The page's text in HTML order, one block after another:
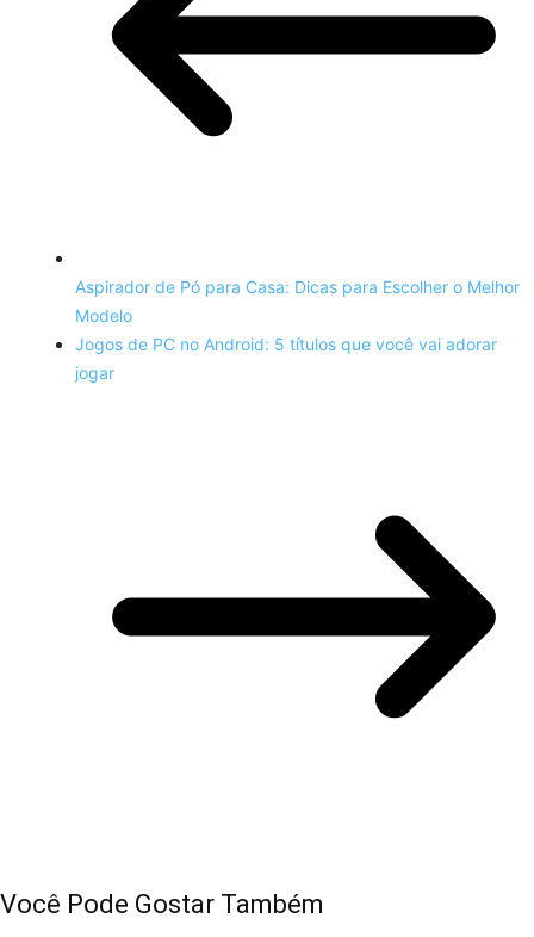
Aspirador de Pó para Casa: Dicas para Escolher o Melhor
Modelo
Jogos de PC no Android: 5 títulos que você vai adorar
jogar
Você Pode Gostar Também